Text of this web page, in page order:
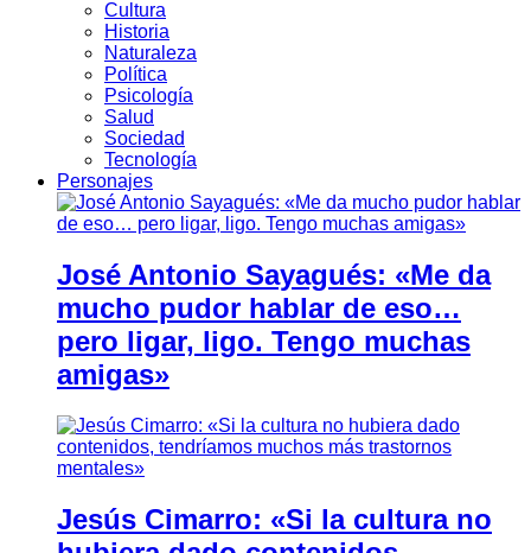
Cultura
Historia
Naturaleza
Política
Psicología
Salud
Sociedad
Tecnología
Personajes
José Antonio Sayagués: «Me da
mucho pudor hablar de eso…
pero ligar, ligo. Tengo muchas
amigas»
Jesús Cimarro: «Si la cultura no